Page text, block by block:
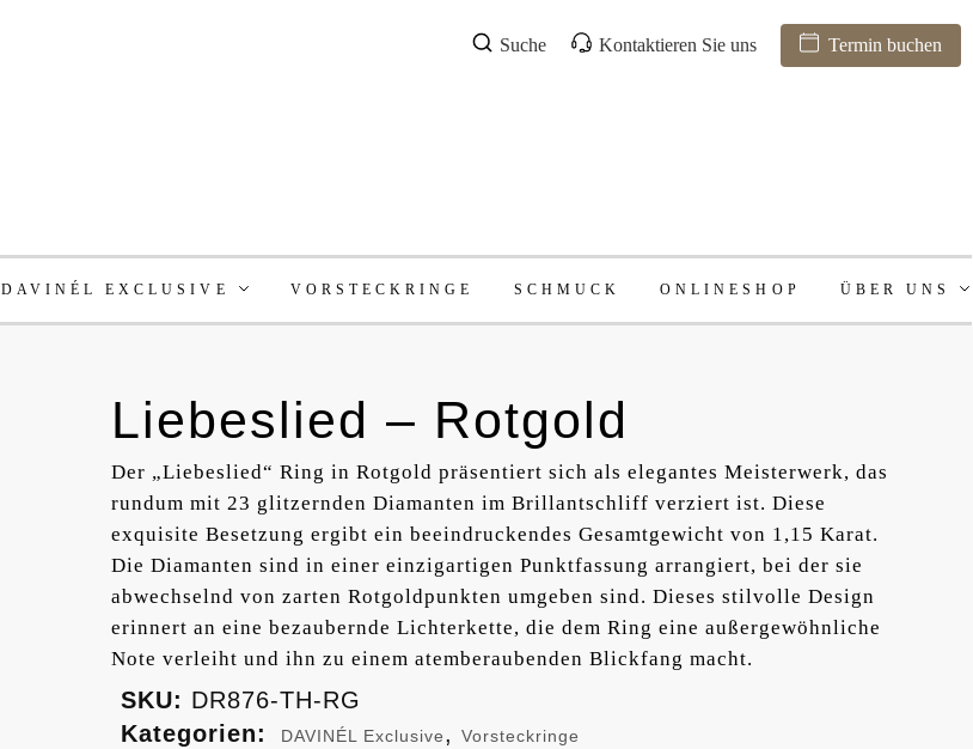
Suche Kontaktieren Sie uns Termin buchen
DAVINÉL EXCLUSIVE VORSTECKRINGE SCHMUCK ONLINESHOP ÜBER UNS
Liebeslied – Rotgold
Der „Liebeslied“ Ring in Rotgold präsentiert sich als elegantes Meisterwerk, das
rundum mit 23 glitzernden Diamanten im Brillantschliff verziert ist. Diese
exquisite Besetzung ergibt ein beeindruckendes Gesamtgewicht von 1,15 Karat.
Die Diamanten sind in einer einzigartigen Punktfassung arrangiert, bei der sie
abwechselnd von zarten Rotgoldpunkten umgeben sind. Dieses stilvolle Design
erinnert an eine bezaubernde Lichterkette, die dem Ring eine außergewöhnliche
Note verleiht und ihn zu einem atemberaubenden Blickfang macht.
SKU: DR876-TH-RG
Kategorien:
DAVINÉL Exclusive, Vorsteckringe